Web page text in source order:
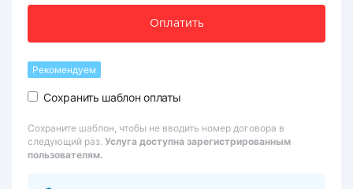
Оплатить
Рекомендуем
Сохранить шаблон оплаты
Сохраните шаблон, чтобы не вводить номер договора в
следующий раз. Услуга доступна зарегистрированным
пользователям.